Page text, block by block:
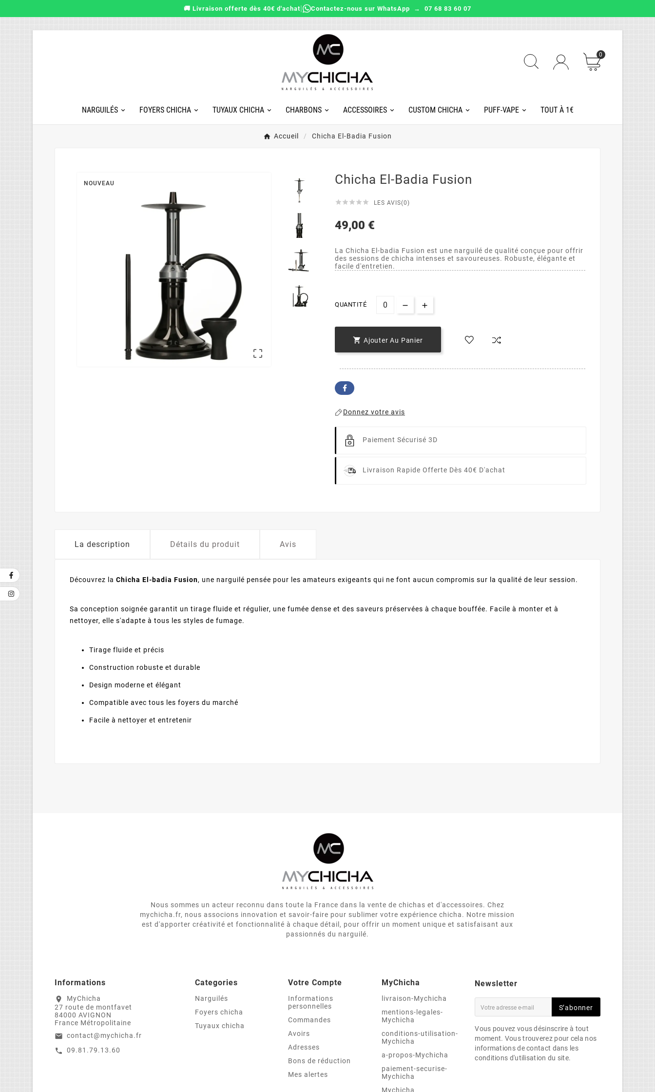
🚚 Livraison offerte dès 40€ d'achat| Contactez-nous sur WhatsApp → 07 68 83 60 07
0
NARGUILÉS FOYERS CHICHA TUYAUX CHICHA CHARBONS ACCESSOIRES CUSTOM CHICHA PUFF-VAPE TOUT À 1€
Accueil Chicha El-Badia Fusion
NOUVEAU

Chicha El-Badia Fusion
     LES AVIS(0)
49,00 €
La Chicha El-badia Fusion est une narguilé de qualité conçue pour offrir
des sessions de chicha intenses et savoureuses. Robuste, élégante et
facile d'entretien.
QUANTITÉ
 Ajouter Au Panier
Donnez votre avis
Paiement Sécurisé 3D
Livraison Rapide Offerte Dès 40€ D'achat
La description Détails du produit Avis
Découvrez laChicha El-badia Fusion, une narguilé pensée pour les amateurs exigeants qui ne font aucun compromis sur la qualité de leur session.
Sa conception soignée garantit un tirage fluide et régulier, une fumée dense et des saveurs préservées à chaque bouffée. Facile à monter et à
nettoyer, elle s'adapte à tous les styles de fumage.
Tirage fluide et précis
Construction robuste et durable
Design moderne et élégant
Compatible avec tous les foyers du marché
Facile à nettoyer et entretenir
Nous sommes un acteur reconnu dans toute la France dans la vente de chichas et d'accessoires. Chez
mychicha.fr, nous associons innovation et savoir-faire pour sublimer votre expérience chicha. Notre mission
est d'apporter créativité et fonctionnalité à chaque détail, pour offrir un moment unique et satisfaisant aux
passionnés du narguilé.
Informations
location_on
MyChicha
27 route de montfavet
84000 AVIGNON
France Métropolitaine
email contact@mychicha.fr
call 09.81.79.13.60
Categories
Narguilés
Foyers chicha
Tuyaux chicha
Votre Compte
Informations
personnelles
Commandes
Avoirs
Adresses
Bons de réduction
Mes alertes
MyChicha
livraison-Mychicha
mentions-legales-
Mychicha
conditions-utilisation-
Mychicha
a-propos-Mychicha
paiement-securise-
Mychicha
Mychicha
Newsletter
S’abonner
Vous pouvez vous désinscrire à tout
moment. Vous trouverez pour cela nos
informations de contact dans les
conditions d'utilisation du site.